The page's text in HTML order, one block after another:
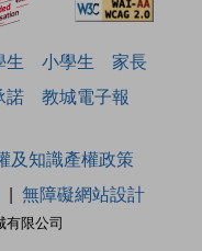
生 小學生
家長
諾 教城電子報
限公司
及知識產權政策
無障礙網站設計